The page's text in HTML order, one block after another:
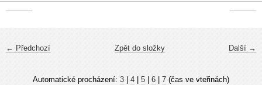
← Předchozí Další →
Zpět do složky
Automatické procházení: 3 4 5 6 7 (čas ve vteřinách)